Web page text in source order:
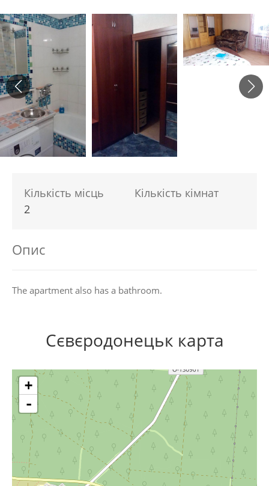
Кількість місць
2
Кількість кімнат
Опис
The apartment also has a bathroom.
Сєвєродонецьк карта
+
-